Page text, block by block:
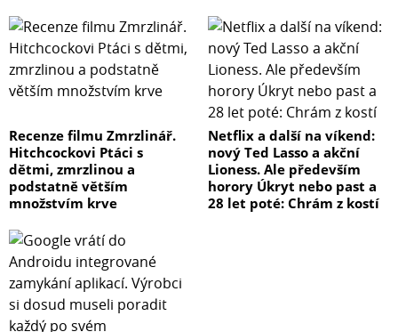
Recenze filmu Zmrzlinář.
Hitchcockovi Ptáci s
dětmi, zmrzlinou a
podstatně větším
množstvím krve
Netflix a další na víkend:
nový Ted Lasso a akční
Lioness. Ale především
horory Úkryt nebo past a
28 let poté: Chrám z kostí